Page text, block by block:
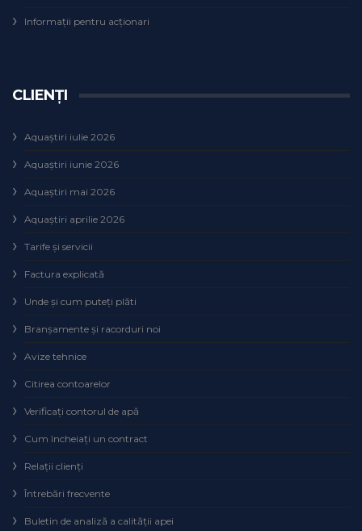
Informații pentru acționari
CLIENȚI
Aquaștiri iulie 2026
Aquaștiri iunie 2026
Aquaștiri mai 2026
Aquaștiri aprilie 2026
Tarife și servicii
Factura explicată
Unde și cum puteţi plăti
Branșamente și racorduri noi
Avize tehnice
Citirea contoarelor
Verificaţi contorul de apă
Cum încheiaţi un contract
Relaţii clienţi
Întrebări frecvente
Buletin de analiză a calităţii apei